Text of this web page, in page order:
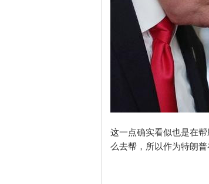
这一点确实看似也是在
么去帮，所以作为特朗普